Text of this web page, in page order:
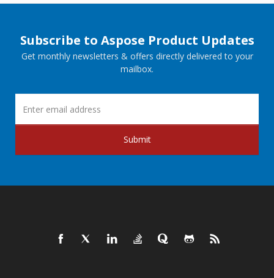
Subscribe to Aspose Product Updates
Get monthly newsletters & offers directly delivered to your
mailbox.
Submit